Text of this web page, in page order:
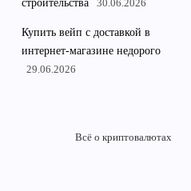
строительства
30.06.2026
Купить вейп с доставкой в
интернет-магазине недорого
29.06.2026
Всё о криптовалютах